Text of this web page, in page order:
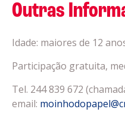
Outras
Idade: maiores de 12
Participação gratuita,
Tel. 244 839 672
email: